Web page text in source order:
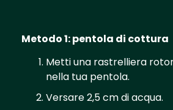
Metodo 1: pentola di cottura
Metti una rastrelliera
nella tua pentola.
Versare 2,5 cm di acqua.